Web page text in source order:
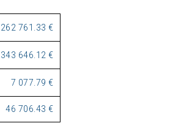
262 761.33 €
343 646.12 €
7 077.79 €
46 706.43 €